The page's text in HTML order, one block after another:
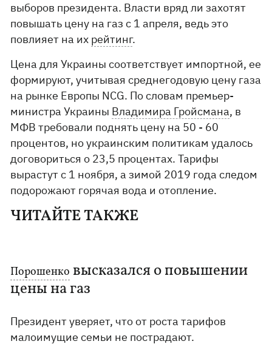
выборов президента. Власти вряд ли захотят
повышать цену на газ с 1 апреля, ведь это
повлияет на их рейтинг.
Цена для Украины соответствует импортной, ее
формируют, учитывая среднегодовую цену газа
на рынке Европы NCG. По словам премьер-
министра Украины Владимира Гройсмана, в
МФВ требовали поднять цену на 50 - 60
процентов, но украинским политикам удалось
договориться о 23,5 процентах. Тарифы
вырастут с 1 ноября, а зимой 2019 года следом
подорожают горячая вода и отопление.
ЧИТАЙТЕ ТАКЖЕ
Порошенко высказался о повышении
цены на газ
Президент уверяет, что от роста тарифов
малоимущие семьи не пострадают.